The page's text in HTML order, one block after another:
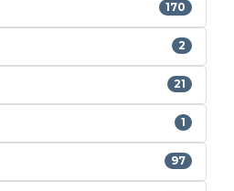
170
2
21
1
97